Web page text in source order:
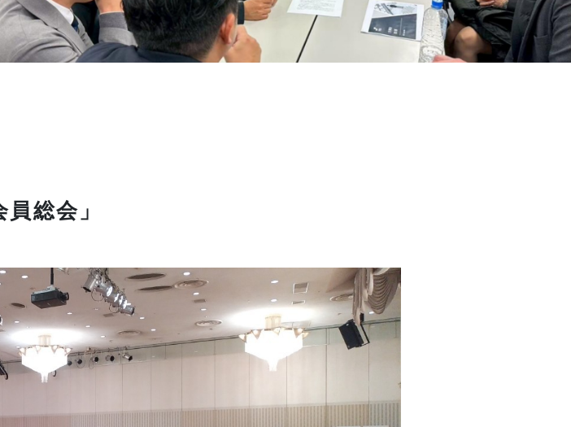
総会」